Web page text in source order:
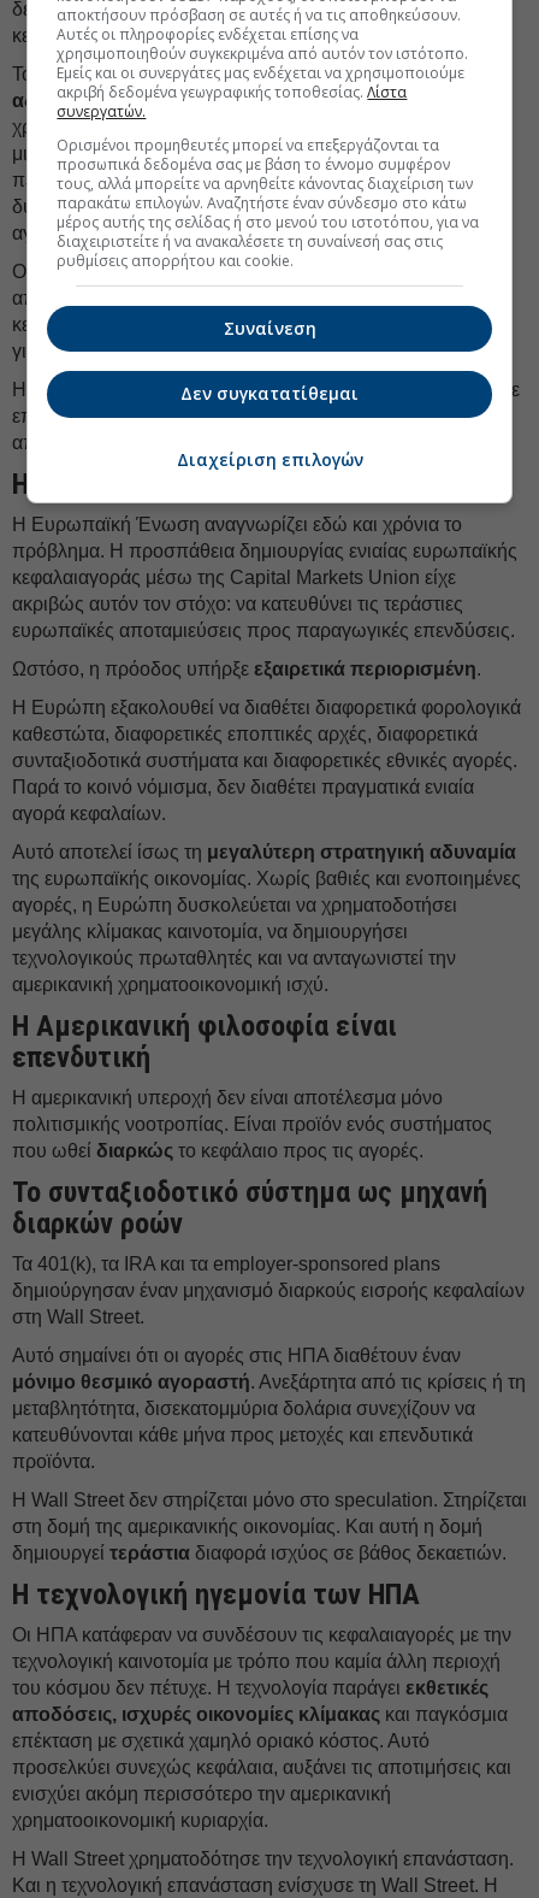
δεκαετίες, αλλάπεριόρισετην ανάπτυξη ισχυρών
κεφαλαιαγορών.
Το αποτέλεσμα είναι έναςαυτοενισχυόμενος κύκλος
αδυναμίας . Λιγότερες εταιρείες εισάγονται στο
χρηματιστήριο επειδή οι ευρωπαϊκές αγορές παραμένουν
μικρότερες και λιγότερο ρευστές. Αυτό μειώνει ακόμη
περισσότερο το επενδυτικό ενδιαφέρον και περιορίζει τη
δυνατότητα χρηματοδότησης της καινοτομίας μέσω των
αγορών.
Οι τράπεζες παραμένουν έτσι κυρίαρχες όχι επειδή είναι
απαραίτητα πιο αποτελεσματικές, αλλά επειδή οι
κεφαλαιαγορές δεν απέκτησαν ποτέ το απαραίτητο μέγεθος
για να λειτουργήσουν ανταγωνιστικά απέναντί τους.
Η Ευρώπη δεν απέτυχε λόγω έλλειψης κεφαλαίων. Απέτυχε
επειδή δεν δημιούργησε μηχανισμό μετατροπής των
αποταμιεύσεων σε
Η αποτυχία του Capital Markets Union
Η Ευρωπαϊκή Ένωση αναγνωρίζει εδώ και χρόνια το
πρόβλημα. Η προσπάθεια δημιουργίας ενιαίας ευρωπαϊκής
κεφαλαιαγοράς μέσω της Capital Markets Union είχε
ακριβώς αυτόν τον στόχο: να κατευθύνει τις τεράστιες
ευρωπαϊκές αποταμιεύσεις προς παραγωγικές επενδύσεις.
Ωστόσο, η πρόοδος υπήρξε εξαιρετικά περιορισμένη.
Η Ευρώπη εξακολουθεί να διαθέτει διαφορετικά φορολογικά
καθεστώτα, διαφορετικές εποπτικές αρχές, διαφορετικά
συνταξιοδοτικά συστήματα και διαφορετικές εθνικές αγορές.
Παρά το κοινό νόμισμα, δεν διαθέτει πραγματικά ενιαία
αγορά κεφαλαίων.
Αυτό αποτελεί ίσως τη μεγαλύτερη στρατηγική αδυναμία
της ευρωπαϊκής οικονομίας. Χωρίς βαθιές και ενοποιημένες
αγορές, η Ευρώπη δυσκολεύεται να χρηματοδοτήσει
μεγάλης κλίμακας καινοτομία, να δημιουργήσει
τεχνολογικούς πρωταθλητές και να ανταγωνιστεί την
αμερικανική χρηματοοικονομική ισχύ.
Η Αμερικανική φιλοσοφία είναι
επενδυτική
Η αμερικανική υπεροχή δεν είναι αποτέλεσμα μόνο
πολιτισμικής νοοτροπίας. Είναι προϊόν ενός συστήματος
που ωθεί διαρκώς το κεφάλαιο προς τις αγορές.
Το συνταξιοδοτικό σύστημα ως μηχανή
διαρκών ροών
Τα 401(k), τα IRA και τα employer-sponsored plans
δημιούργησαν έναν μηχανισμό διαρκούς εισροής κεφαλαίων
στη Wall Street.
Αυτό σημαίνει ότι οι αγορές στις ΗΠΑ διαθέτουν έναν
μόνιμο θεσμικό αγοραστή. Ανεξάρτητα από τις κρίσεις ή τη
μεταβλητότητα, δισεκατομμύρια δολάρια συνεχίζουν να
κατευθύνονται κάθε μήνα προς μετοχές και επενδυτικά
προϊόντα.
Η Wall Street δεν στηρίζεται μόνο στο speculation. Στηρίζεται
στη δομή της αμερικανικής οικονομίας. Και αυτή η δομή
δημιουργεί τεράστια διαφορά ισχύος σε βάθος δεκαετιών.
Η τεχνολογική ηγεμονία των ΗΠΑ
Οι ΗΠΑ κατάφεραν να συνδέσουν τις κεφαλαιαγορές με την
τεχνολογική καινοτομία με τρόπο που καμία άλλη περιοχή
του κόσμου δεν πέτυχε. Η τεχνολογία παράγει εκθετικές
αποδόσεις, ισχυρές οικονομίες κλίμακας και παγκόσμια
επέκταση με σχετικά χαμηλό οριακό κόστος. Αυτό
προσελκύει συνεχώς κεφάλαια, αυξάνει τις αποτιμήσεις και
ενισχύει ακόμη περισσότερο την αμερικανική
χρηματοοικονομική κυριαρχία.
Η Wall Street χρηματοδότησε την τεχνολογική επανάσταση.
Και η τεχνολογική επανάσταση ενίσχυσε τη Wall Street. Η
αποκτήσουν πρόσβαση σε αυτές ή να τις αποθηκεύσουν.
Αυτές οι πληροφορίες ενδέχεται επίσης να
χρησιμοποιηθούν συγκεκριμένα από αυτόν τον ιστότοπο.
Εμείς και οι συνεργάτες μας ενδέχεται να χρησιμοποιούμε
ακριβή δεδομένα γεωγραφικής τοποθεσίας.Λίστα
συνεργατών.
Ορισμένοι προμηθευτές μπορεί να επεξεργάζονται τα
προσωπικά δεδομένα σας με βάση το έννομο συμφέρον
τους, αλλά μπορείτε να αρνηθείτε κάνοντας διαχείριση των
παρακάτω επιλογών. Αναζητήστε έναν σύνδεσμο στο κάτω
μέρος αυτής της σελίδας ή στο μενού του ιστοτόπου, για να
διαχειριστείτε ή να ανακαλέσετε τη συναίνεσή σας στις
ρυθμίσεις απορρήτου και cookie.
Συναίνεση
Δεν συγκατατίθεμαι
Διαχείριση επιλογών